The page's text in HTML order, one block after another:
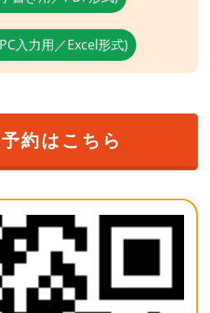
入力用／Excel形式)
約はこちら